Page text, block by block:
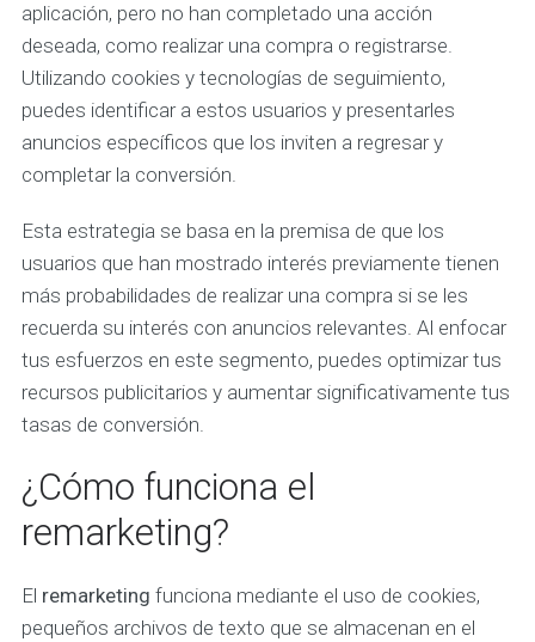
aplicación, pero no han completado una acción
deseada, como realizar una compra o registrarse.
Utilizando cookies y tecnologías de seguimiento,
puedes identificar a estos usuarios y presentarles
anuncios específicos que los inviten a regresar y
completar la conversión.
Esta estrategia se basa en la premisa de que los
usuarios que han mostrado interés previamente tienen
más probabilidades de realizar una compra si se les
recuerda su interés con anuncios relevantes. Al enfocar
tus esfuerzos en este segmento, puedes optimizar tus
recursos publicitarios y aumentar significativamente tus
tasas de conversión.
¿Cómo funciona el
remarketing?
El remarketing funciona mediante el uso de cookies,
pequeños archivos de texto que se almacenan en el